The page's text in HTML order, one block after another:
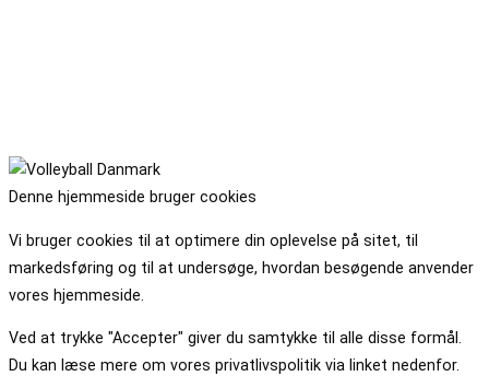
Denne hjemmeside bruger cookies
Vi bruger cookies til at optimere din oplevelse på sitet, til
markedsføring og til at undersøge, hvordan besøgende anvender
vores hjemmeside.
Ved at trykke "Accepter" giver du samtykke til alle disse formål.
Du kan læse mere om vores privatlivspolitik via linket nedenfor.